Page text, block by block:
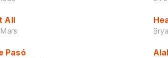
All
Pasó